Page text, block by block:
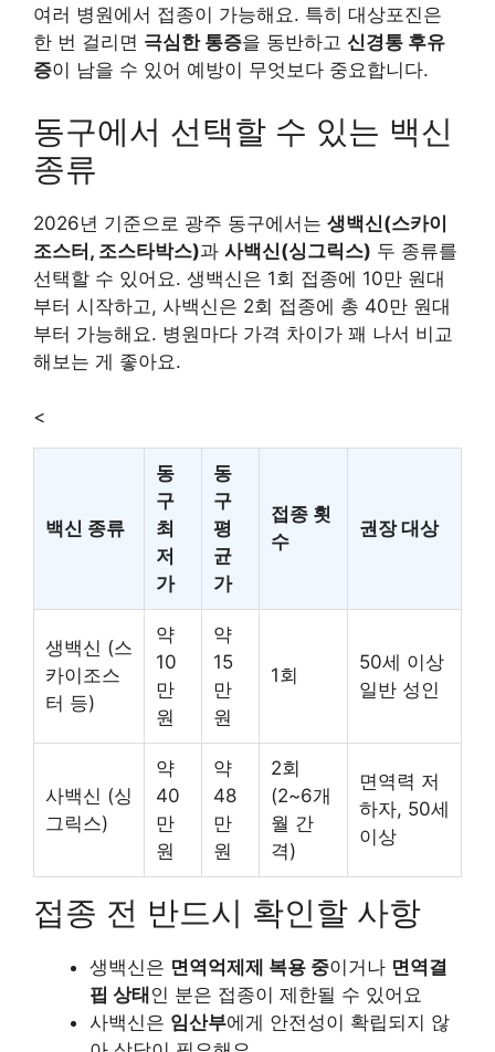
여러 병원에서 접종이 가능해요. 특히 대상포진은
한 번 걸리면 극심한 통증을 동반하고 신경통 후유
증이 남을 수 있어 예방이 무엇보다 중요합니다.
동구에서 선택할 수 있는 백신
종류
2026년 기준으로 광주 동구에서는 생백신(스카이
조스터, 조스타박스)과 사백신(싱그릭스) 두 종류를
선택할 수 있어요. 생백신은 1회 접종에 10만 원대
부터 시작하고, 사백신은 2회 접종에 총 40만 원대
부터 가능해요. 병원마다 가격 차이가 꽤 나서 비교
해보는 게 좋아요.
<
백신 종류
동
구
최
저
가
동
구
평
균
가
접종 횟
수
권장 대상
생백신 (스
카이조스
터 등)
약
10
만
원
약
15
만
원
1회
50세 이상
일반 성인
사백신 (싱
그릭스)
약
40
만
원
약
48
만
원
2회
(2~6개
월 간
격)
면역력 저
하자, 50세
이상
접종 전 반드시 확인할 사항
생백신은 면역억제제 복용 중이거나 면역결
핍 상태 인 분은 접종이 제한될 수 있어요
사백신은 임산부에게 안전성이 확립되지 않